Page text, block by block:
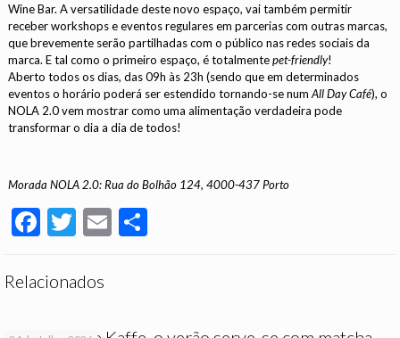
Wine Bar. A versatilidade deste novo espaço, vai também permitir
receber workshops e eventos regulares em parcerias com outras marcas,
que brevemente serão partilhadas com o público nas redes sociais da
marca. E tal como o primeiro espaço, é totalmente pet-friendly!
Aberto todos os dias, das 09h às 23h (sendo que em determinados
eventos o horário poderá ser estendido tornando-se num All Day Café), o
NOLA 2.0 vem mostrar como uma alimentação verdadeira pode
transformar o dia a dia de todos!
Morada NOLA 2.0: Rua do Bolhão 124, 4000-437 Porto
Facebook
Twitter
Email
Relacionados